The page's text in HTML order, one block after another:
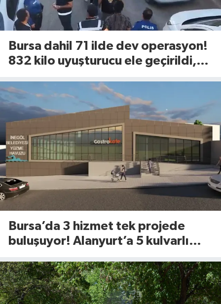
Bursa dahil 71 ilde dev operasyon!
832 kilo uyuşturucu ele geçirildi,
Bursa’da 3 hizmet tek projede
buluşuyor! Alanyurt’a 5 kulvarlı